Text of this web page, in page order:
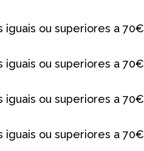
iguais ou superiores a 70€
iguais ou superiores a 70€
iguais ou superiores a 70€
iguais ou superiores a 70€